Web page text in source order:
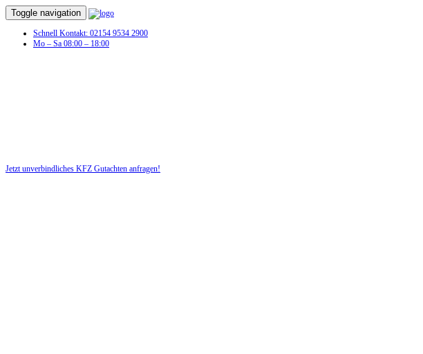
Toggle navigation
Schnell Kontakt: 02154 9534 2900
Mo – Sa 08:00 – 18:00
Jetzt unverbindliches KFZ Gutachten anfragen!